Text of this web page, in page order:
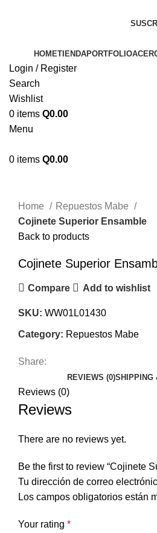
HOMETIENDAPORTFOLIO
Login / Register
Search
Wishlist
0 items Q0.00
Menu
0 items Q0.00
Home
Repuestos Mabe
Cojinete Superior Ensamble
Back to products
Cojinete Superior
Compare Add to wishlist
SKU: WW01L01430
Category: Repuestos Mabe
Share:
REVIEWS (0)SHIPPING
Reviews (0)
Reviews
There are no reviews yet.
Be the first to review “Cojinete
Tu dirección de correo
Los campos obligatorios están
Your rating *